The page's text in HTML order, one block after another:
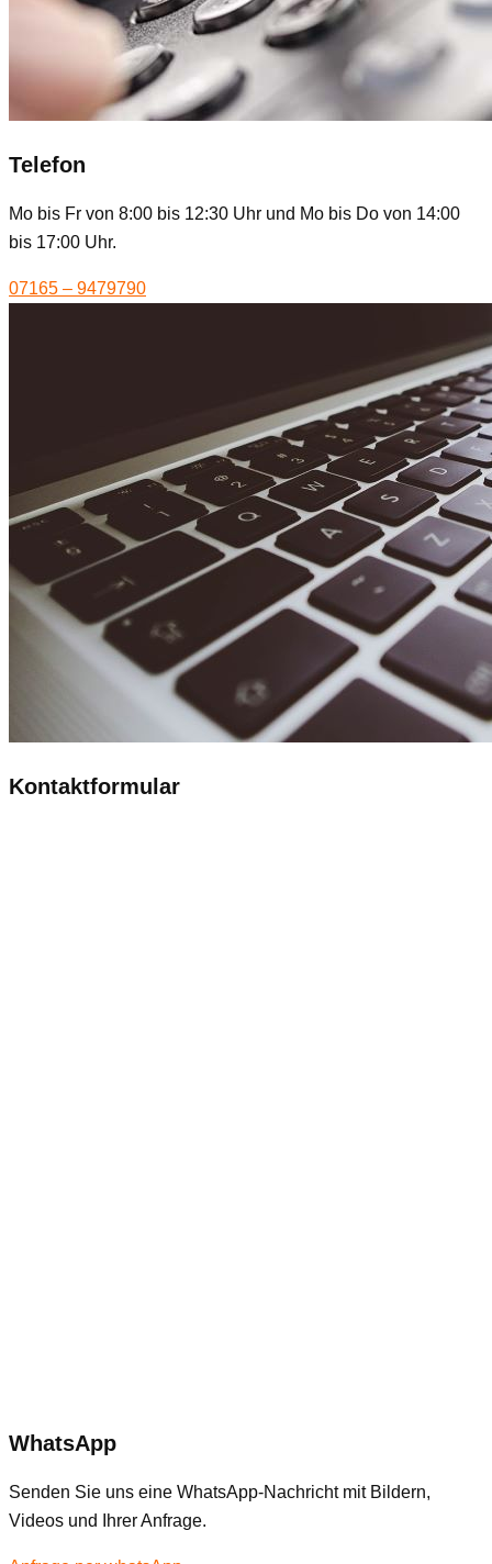
Telefon
Mo bis Fr von 8:00 bis 12:30 Uhr und Mo bis Do von 14:00
bis 17:00 Uhr.
07165 – 9479790
Kontaktformular
WhatsApp
Senden Sie uns eine WhatsApp-Nachricht mit Bildern,
Videos und Ihrer Anfrage.